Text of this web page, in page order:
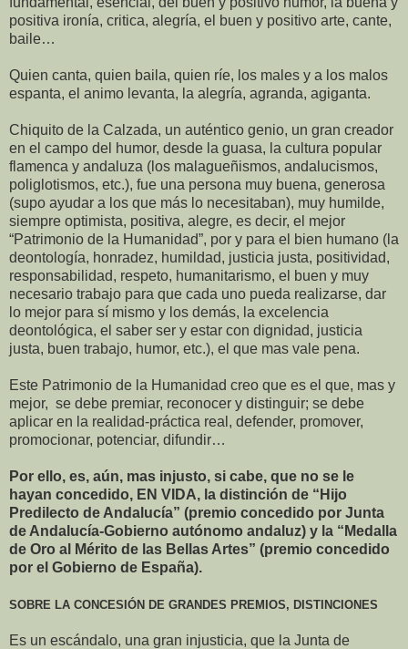
positiva ironía, critica, alegría, el buen y positivo arte, cante,
baile…
Quien canta, quien baila, quien ríe, los males y a los malos
espanta, el animo levanta, la alegría, agranda, agiganta.
Chiquito de la Calzada, un auténtico genio, un gran creador
en el campo del humor, desde la guasa, la cultura popular
flamenca y andaluza (los malagueñismos, andalucismos,
poliglotismos, etc.), fue una persona muy buena, generosa
(supo ayudar a los que más lo necesitaban), muy humilde,
siempre optimista, positiva, alegre, es decir, el mejor
“Patrimonio de la Humanidad”, por y para el bien humano (la
deontología, honradez, humildad, justicia justa, positividad,
responsabilidad, respeto, humanitarismo, el buen y muy
necesario trabajo para que cada uno pueda realizarse, dar
lo mejor para sí mismo y los demás, la excelencia
deontológica, el saber ser y estar con dignidad, justicia
justa, buen trabajo, humor, etc.), el que mas vale pena.
Este Patrimonio de la Humanidad creo que es el que, mas y
mejor, se debe premiar, reconocer y distinguir; se debe
aplicar en la realidad-práctica real, defender, promover,
promocionar, potenciar, difundir…
Por ello, es, aún, mas injusto, si cabe, que no se le
hayan concedido, EN VIDA, la distinción de “Hijo
Predilecto de Andalucía” (premio concedido por Junta
de Andalucía-Gobierno autónomo andaluz) y la “Medalla
de Oro al Mérito de las Bellas Artes” (premio concedido
por el Gobierno de España).
SOBRE LA CONCESIÓN DE GRANDES PREMIOS, DISTINCIONES
Es un escándalo, una gran injusticia, que la Junta de